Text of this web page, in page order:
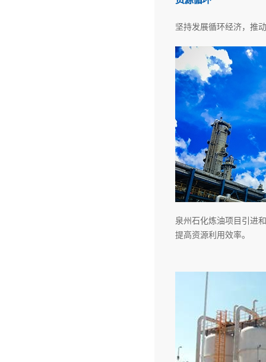
坚持发展循环经济，推
泉州石化炼油项目引进
提高资源利用效率。